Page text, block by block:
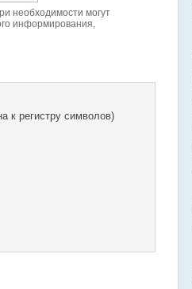
необходимости могут
информирования,
к регистру символов)